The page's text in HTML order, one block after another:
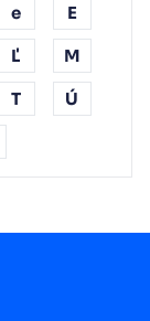
e E
Ľ M
T Ú